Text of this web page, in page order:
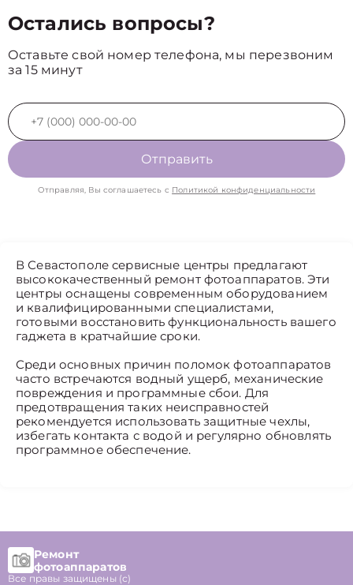
Остались вопросы?
Оставьте свой номер телефона, мы перезвоним
за 15 минут
Отправить
Отправляя, Вы соглашаетесь с Политикой конфиденциальности
В Севастополе сервисные центры предлагают
высококачественный ремонт фотоаппаратов. Эти
центры оснащены современным оборудованием
и квалифицированными специалистами,
готовыми восстановить функциональность вашего
гаджета в кратчайшие сроки.
Среди основных причин поломок фотоаппаратов
часто встречаются водный ущерб, механические
повреждения и программные сбои. Для
предотвращения таких неисправностей
рекомендуется использовать защитные чехлы,
избегать контакта с водой и регулярно обновлять
программное обеспечение.
Ремонт
фотоаппаратов
Все правы защищены (с)